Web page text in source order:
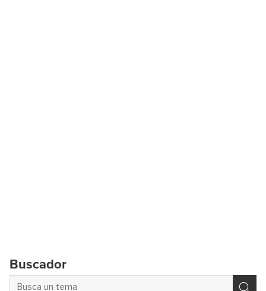
Buscador